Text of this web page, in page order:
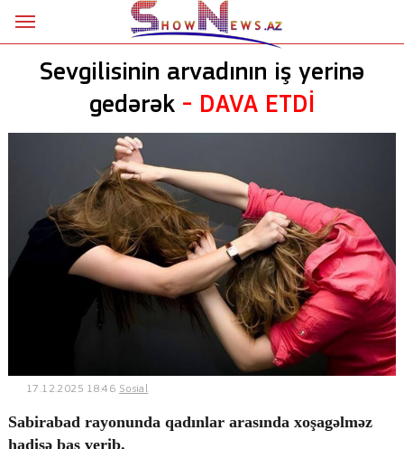
Siyasət
18+
Astrologiya
Sevgilisinin arvadının iş yerinə
gedərək - DAVA ETDİ
17.12.2025 18:46 Sosial
Sabirabad rayonunda qadınlar arasında xoşagəlməz
hadisə baş verib.